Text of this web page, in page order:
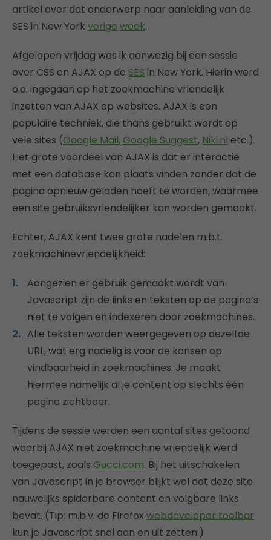
artikel over dat onderwerp naar aanleiding van de
SES in New York vorige week.
Afgelopen vrijdag was ik aanwezig bij een sessie
over CSS en AJAX op de SES in New York. Hierin werd
o.a. ingegaan op het zoekmachine vriendelijk
inzetten van AJAX op websites. AJAX is een
populaire techniek, die thans gebruikt wordt op
vele sites (Google Mail, Google Suggest, Niki.nl etc.).
Het grote voordeel van AJAX is dat er interactie
met een database kan plaats vinden zonder dat de
pagina opnieuw geladen hoeft te worden, waarmee
een site gebruiksvriendelijker kan worden gemaakt.
Echter, AJAX kent twee grote nadelen m.b.t.
zoekmachinevriendelijkheid:
Aangezien er gebruik gemaakt wordt van
Javascript zijn de links en teksten op de pagina’s
niet te volgen en indexeren door zoekmachines.
Alle teksten worden weergegeven op dezelfde
URL, wat erg nadelig is voor de kansen op
vindbaarheid in zoekmachines. Je maakt
hiermee namelijk al je content op slechts één
pagina zichtbaar.
Tijdens de sessie werden een aantal sites getoond
waarbij AJAX niet zoekmachine vriendelijk werd
toegepast, zoals Gucci.com. Bij het uitschakelen
van Javascript in je browser blijkt wel dat deze site
nauwelijks spiderbare content en volgbare links
bevat. (Tip: m.b.v. de Firefox webdeveloper toolbar
kun je Javascript snel aan en uit zetten.)